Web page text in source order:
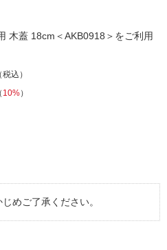
木蓋 18cm＜AKB0918＞をご利用
（税込）
（ 10%）
めご了承ください。